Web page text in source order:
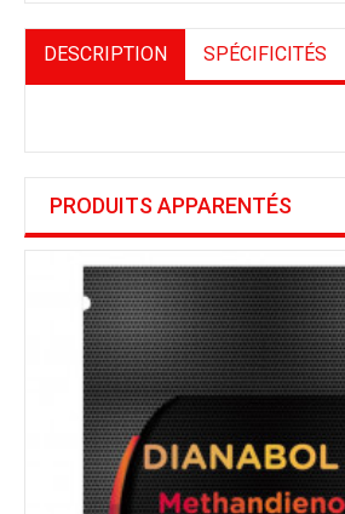
DESCRIPTION SPÉCIFICITÉS
PRODUITS APPARENTÉS